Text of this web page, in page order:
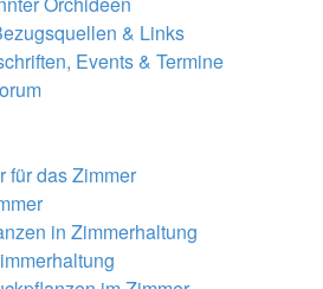
& Links
Events & Termine
das Zimmer
in Zimmerhaltung